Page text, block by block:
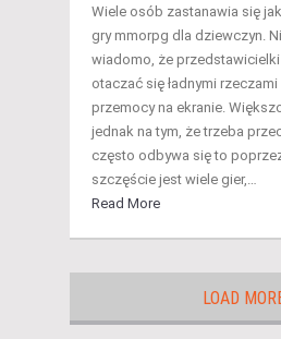
Wiele osób zastanawia się
gry mmorpg dla dziewczyn.
wiadomo, że przedstawicielki
otaczać się ładnymi
przemocy na ekranie.
jednak na tym, że trzeba
często odbywa się to
szczęście jest wiele gier,…
Read More
LOAD